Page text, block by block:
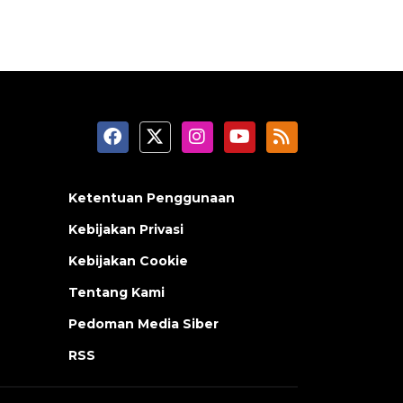
Ketentuan Penggunaan
Kebijakan Privasi
Kebijakan Cookie
Tentang Kami
Pedoman Media Siber
RSS